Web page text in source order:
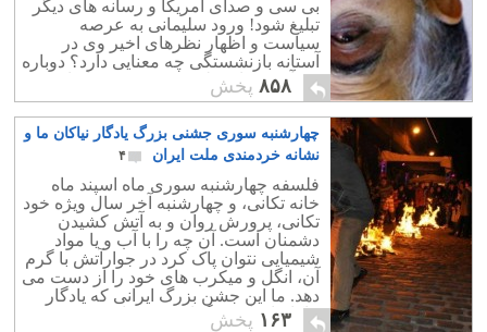
بی سی و صدای امریکا و رسانه های دیگر
تبلیغ شود! ورود سلیمانی به عرصه
سیاست و اظهار نظرهای اخیر وی در
آستانه بازنشستگی چه معنایی دارد؟ دوباره
چه آشی برای ملت فریب خورده ایران
پخته اند؟ هدف سلیمانی از ورود به عرصه
سیاست چیست و سقف قدرت طلبی او تا
کجاست؟ این پرسش مهمی است که در دو
سال آینده پاسخ خواهد داشت. ما امیدواریم
عروسک سلیمانی تبدیل به احمدی نژادی
تازه در عرصه سیاست ایران نشود.
۸۵۸ پخش
چهارشنبه سوری جشنی بزرگ یادگار نیاکان ما و
نشانه خردمندی ملت ایران
۴
فلسفه چهارشنبه سوری ماه اسپند ماه
خانه تکانی، و چهارشنبه آخر سال ویژه خود
تکانی، پرورش روان و به آتش کشیدن
دشمنان است. آن چه را با آب و یا مواد
شیمیایی نتوان پاک کرد در جوارآتش با گرم
آن، انگل و میکرب های خود را از دست می
دهد. ما این جشن بزرگ ایرانی که یادگار
نیاکانمان است گرامی می داریم .
۱۶۳ پخش